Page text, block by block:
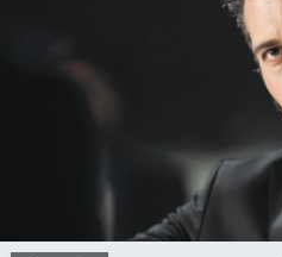
Bize ulaşın
Yaşam
Gözden Kaçmasın